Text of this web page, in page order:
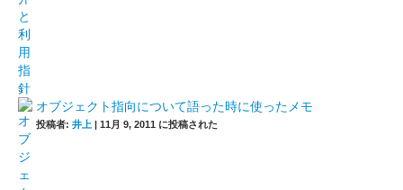
オブジェクト指向について語った時に使ったメモ
投稿者: 井上 | 11月 9, 2011 に投稿された